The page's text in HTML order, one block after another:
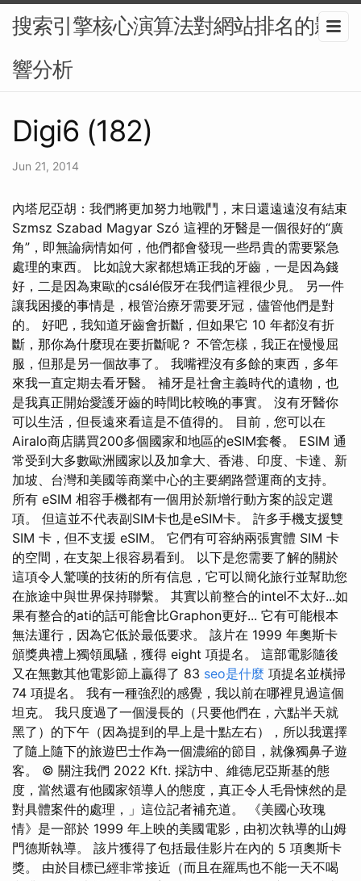
搜索引擎核心演算法對網站排名的影
響分析
Digi6 (182)
Jun 21, 2014
內塔尼亞胡：我們將更加努力地戰鬥，末日還遠遠沒有結束
Szmsz Szabad Magyar Szó 這裡的牙醫是一個很好的“廣
角”，即無論病情如何，他們都會發現一些昂貴的需要緊急
處理的東西。 比如說大家都想矯正我的牙齒，一是因為錢
好，二是因為東歐的csálé假牙在我們這裡很少見。 另一件
讓我困擾的事情是，根管治療牙需要牙冠，儘管他們是對
的。 好吧，我知道牙齒會折斷，但如果它 10 年都沒有折
斷，那你為什麼現在要折斷呢？ 不管怎樣，我正在慢慢屈
服，但那是另一個故事了。 我嘴裡沒有多餘的東西，多年
來我一直定期去看牙醫。 補牙是社會主義時代的遺物，也
是我真正開始愛護牙齒的時間比較晚的事實。 沒有牙醫你
可以生活，但長遠來看這是不值得的。 目前，您可以在
Airalo商店購買200多個國家和地區的eSIM套餐。 ESIM 通
常受到大多數歐洲國家以及加拿大、香港、印度、卡達、新
加坡、台灣和美國等商業中心的主要網路營運商的支持。
所有 eSIM 相容手機都有一個用於新增行動方案的設定選
項。 但這並不代表副SIM卡也是eSIM卡。 許多手機支援雙
SIM 卡，但不支援 eSIM。 它們有可容納兩張實體 SIM 卡
的空間，在支架上很容易看到。 以下是您需要了解的關於
這項令人驚嘆的技術的所有信息，它可以簡化旅行並幫助您
在旅途中與世界保持聯繫。 其實以前整合的intel不太好...如
果有整合的ati的話可能會比Graphon更好... 它有可能根本
無法運行，因為它低於最低要求。 該片在 1999 年奧斯卡
頒獎典禮上獨領風騷，獲得 eight 項提名。 這部電影隨後
又在無數其他電影節上贏得了 83 seo是什麼 項提名並橫掃
74 項提名。 我有一種強烈的感覺，我以前在哪裡見過這個
坦克。 我只度過了一個漫長的（只要他們在，六點半天就
黑了）的下午（因為提到的早上是十點左右），所以我選擇
了隨上隨下的旅遊巴士作為一個濃縮的節目，就像獨鼻子遊
客。 © 關注我們 2022 Kft. 採訪中、維德尼亞斯基的態
度，當然還有他國家領導人的態度，真正令人毛骨悚然的是
對具體案件的處理，」這位記者補充道。 《美國心玫瑰
情》是一部於 1999 年上映的美國電影，由初次執導的山姆
門德斯執導。 該片獲得了包括最佳影片在內的 5 項奧斯卡
獎。 由於目標已經非常接近（而且在羅馬也不能一天不喝